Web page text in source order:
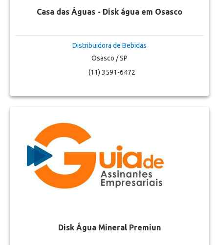
Casa das Águas - Disk água em Osasco
Distribuidora de Bebidas
Osasco / SP
(11) 3591-6472
Disk Água Mineral Premiun